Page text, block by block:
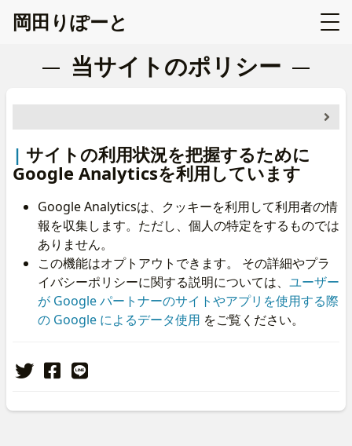
岡田 りぽーと
当サイトのポリシー
サイトの利用状況を把握するためにGoogle Analyticsを
利用しています
サイトの利用状況を把握するために
Google Analyticsを利用しています
Google Analyticsは、クッキーを利用して利用者の情
報を収集します。ただし、個人の特定をするものでは
ありません。
この機能はオプトアウトできます。 その詳細やプラ
イバシーポリシーに関する説明については、 ユーザー
が Google パートナーのサイトやアプリを使用する際
の Google によるデータ使用 をご覧ください。